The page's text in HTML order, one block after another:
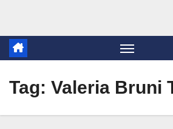
Tag: Valeria Bruni